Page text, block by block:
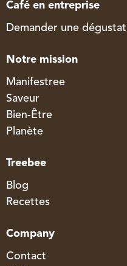
Café en entreprise
Demander une
Notre mission
Manifestree
Saveur
Bien-Être
Planète
Treebee
Blog
Recettes
Company
Contact